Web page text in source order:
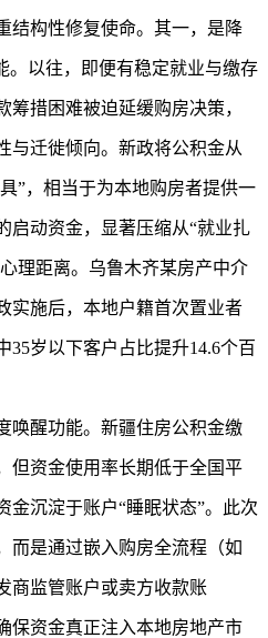
结构性修复使命。其一，是降
。以往，即便有稳定就业与缴存
措困难被迫延缓购房决策，
与迁徙倾向。新政将公积金从
”，相当于为本地购房者提供一
启动资金，显著压缩从“就业扎
理距离。乌鲁木齐某房产中介
实施后，本地户籍首次置业者
35岁以下客户占比提升14.6个百
唤醒功能。 新疆住房公积金缴
但资金使用率长期低于全国平
金沉淀于账户“睡眠状态”。此次
而是通过嵌入购房全流程（如
商监管账户或卖方收款账
保资金真正注入本地房地产市